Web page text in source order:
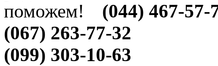
(044) 467-57-
(067) 263-77-32
(099) 303-10-63